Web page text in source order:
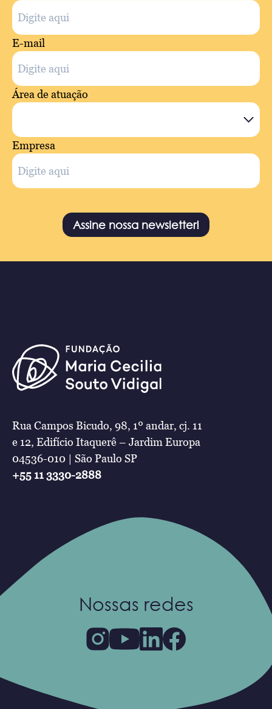
E-mail
Área de atuação
Empresa
Assine nossa newsletter!
Rua Campos Bicudo, 98, 1º andar, cj. 11
e 12, Edifício Itaquerê – Jardim Europa
04536-010 | São Paulo SP
+55 11 3330-2888
Nossas redes